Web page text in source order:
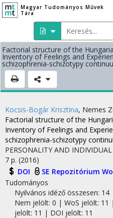
Magyar Tudományos Művek
Tára
Factorial structure of the
Inventory of Feelings and
schizophrenia-schizotypy
Kocsis-Bogár Krisztina, Nemes
Factorial structure of the
Inventory of Feelings and
schizophrenia-schizotypy
PERSONALITY AND INDIVIDUAL
7 p. (2016)
DOI
SE Repozitórium
Tudományos
Nyilvános idéző összesen: 14|
Nem jelölt: 0 | WoS jelölt: 11
jelölt: 11 | DOI jelölt: 11